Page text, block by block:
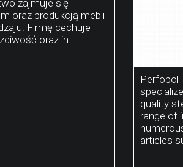
zajmuje się
oraz produkcją mebli
Firmę cechuje
oraz in...
Perfopol
quality
range of
articles